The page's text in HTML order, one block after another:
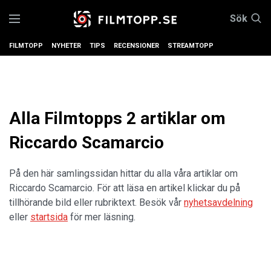
Sök
FILMTOPP NYHETER TIPS RECENSIONER STREAMTOPP
Alla Filmtopps 2 artiklar om
Riccardo Scamarcio
På den här samlingssidan hittar du alla våra artiklar om
Riccardo Scamarcio. För att läsa en artikel klickar du på
tillhörande bild eller rubriktext. Besök vår nyhetsavdelning
eller startsida för mer läsning.